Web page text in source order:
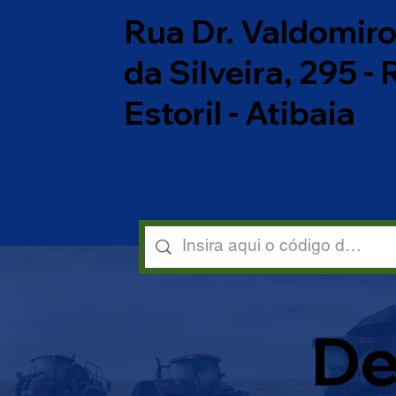
Rua Dr.
da Silveira, 295 -
Estoril - Atibaia